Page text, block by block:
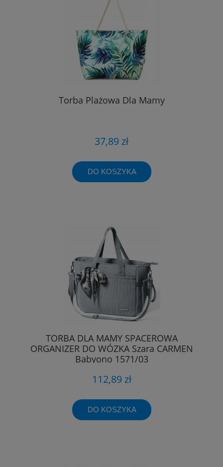
Torba Plażowa Dla Mamy
37,89 zł
DO KOSZYKA
TORBA DLA MAMY SPACEROWA
ORGANIZER DO WÓZKA Szara CARMEN
Babyono 1571/03
112,89 zł
DO KOSZYKA